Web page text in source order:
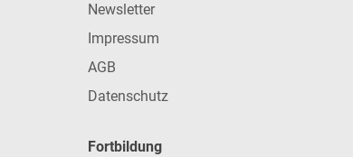
Newsletter
Impressum
AGB
Datenschutz
Fortbildung